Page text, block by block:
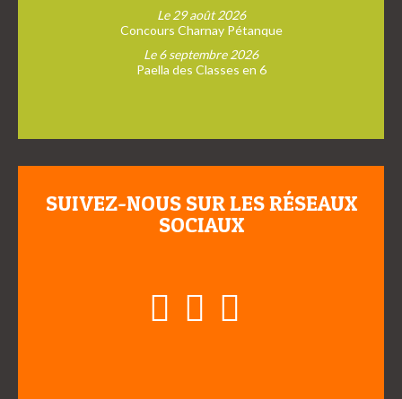
Le 29 août 2026
Concours Charnay Pétanque
Le 6 septembre 2026
Paella des Classes en 6
SUIVEZ-NOUS SUR LES RÉSEAUX
SOCIAUX